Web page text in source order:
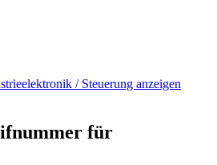
/ Steuerung anzeigen
für